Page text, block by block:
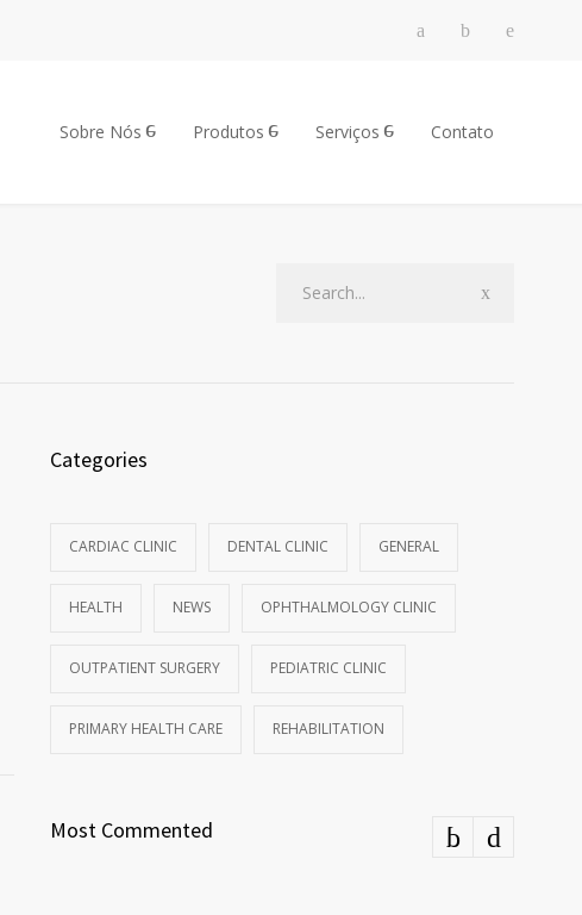
Sobre Nós Produtos Serviços Contato
Categories
CARDIAC CLINIC DENTAL CLINIC GENERAL
HEALTH NEWS OPHTHALMOLOGY CLINIC
OUTPATIENT SURGERY PEDIATRIC CLINIC
PRIMARY HEALTH CARE REHABILITATION
Most Commented